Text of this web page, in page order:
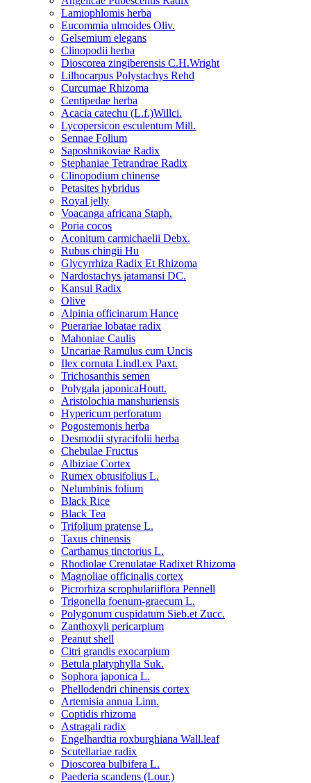
Lamiophlomis herba
Eucommia ulmoides Oliv.
Gelsemium elegans
Clinopodii herba
Dioscorea zingiberensis C.H.Wright
Lilhocarpus Polystachys Rehd
Curcumae Rhizoma
Centipedae herba
Acacia catechu (L.f.)Willci.
Lycopersicon esculentum Mill.
Sennae Folium
Saposhnikoviae Radix
Stephaniae Tetrandrae Radix
Clinopodium chinense
Petasites hybridus
Royal jelly
Voacanga africana Staph.
Poria cocos
Aconitum carmichaelii Debx.
Rubus chingii Hu
Glycyrrhiza Radix Et Rhizoma
Nardostachys jatamansi DC.
Kansui Radix
Olive
Alpinia officinarum Hance
Puerariae lobatae radix
Mahoniae Caulis
Uncariae Ramulus cum Uncis
Ilex cornuta Lindl.ex Paxt.
Trichosanthis semen
Polygala japonicaHoutt.
Aristolochia manshuriensis
Hypericum perforatum
Pogostemonis herba
Desmodii styracifolii herba
Chebulae Fructus
Albiziae Cortex
Rumex obtusifolius L.
Nelumbinis folium
Black Rice
Black Tea
Trifolium pratense L.
Taxus chinensis
Carthamus tinctorius L.
Rhodiolae Crenulatae Radixet Rhizoma
Magnoliae officinalis cortex
Picrorhiza scrophulariiflora Pennell
Trigonella foenum-graecum L.
Polygonum cuspidatum Sieb.et Zucc.
Zanthoxyli pericarpium
Peanut shell
Citri grandis exocarpium
Betula platyphylla Suk.
Sophora japonica L.
Phellodendri chinensis cortex
Artemisia annua Linn.
Coptidis rhizoma
Astragali radix
Engelhardtia roxburghiana Wall.leaf
Scutellariae radix
Dioscorea bulbifera L.
Paederia scandens (Lour.)